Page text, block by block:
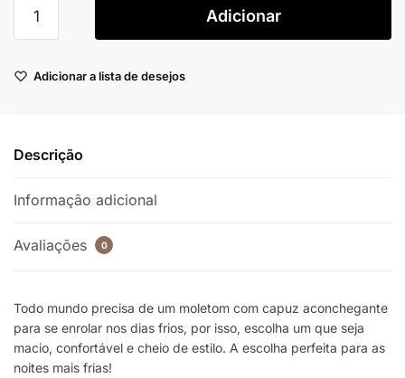
Adicionar
Adicionar a lista de desejos
Descrição
Informação adicional
Avaliações 0
Todo mundo precisa de um moletom com capuz aconchegante
para se enrolar nos dias frios, por isso, escolha um que seja
macio, confortável e cheio de estilo. A escolha perfeita para as
noites mais frias!